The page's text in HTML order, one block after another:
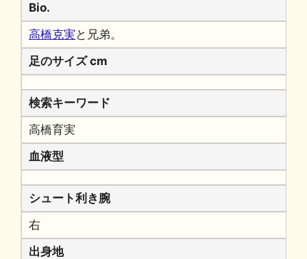
Bio.
高橋克実 と兄弟。
足のサイズ cm
検索キーワード
高橋育実
血液型
シュート利き腕
右
出身地